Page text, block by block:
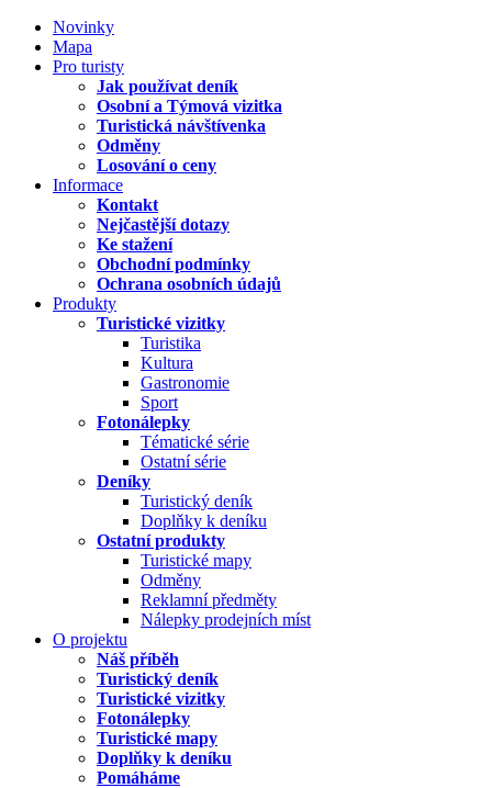
Novinky
Mapa
Pro turisty
Jak používat deník
Osobní a Týmová vizitka
Turistická návštívenka
Odměny
Losování o ceny
Informace
Kontakt
Nejčastější dotazy
Ke stažení
Obchodní podmínky
Ochrana osobních údajů
Produkty
Turistické vizitky
Turistika
Kultura
Gastronomie
Sport
Fotonálepky
Tématické série
Ostatní série
Deníky
Turistický deník
Doplňky k deníku
Ostatní produkty
Turistické mapy
Odměny
Reklamní předměty
Nálepky prodejních míst
O projektu
Náš příběh
Turistický deník
Turistické vizitky
Fotonálepky
Turistické mapy
Doplňky k deníku
Pomáháme